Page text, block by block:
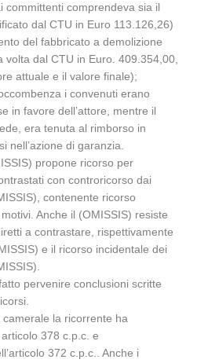
committenti comprendeva sia il
dal CTU in Euro 113.126,26)
del fabbricato a demolizione
dal CTU in Euro. 409.354,00,
attuale e il valore finale);
i convenuti erano
in favore dell’attore, mentre il
era tenuta al rimborso in
nell’azione di garanzia.
propone ricorso per
con controricorso dai
contenente ricorso
Anche il (OMISSIS) resiste
a contrastare, rispettivamente
e il ricorso incidentale dei
pervenire conclusioni scritte
camerale la ricorrente ha
378 c.p.c. e
372 c.p.c.. Anche i